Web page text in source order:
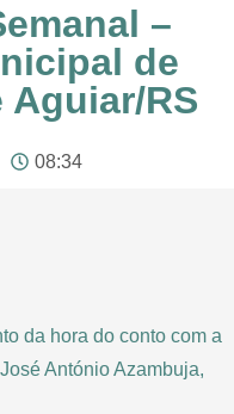
–
de
Aguiar/RS
08:34
da hora do conto com a
António Azambuja,